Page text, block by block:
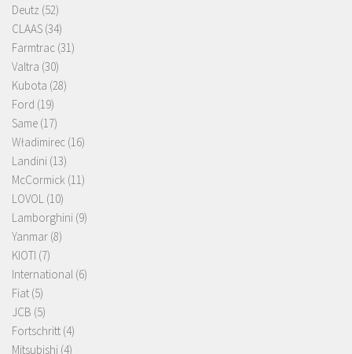
Deutz (52)
CLAAS (34)
Farmtrac (31)
Valtra (30)
Kubota (28)
Ford (19)
Same (17)
Władimirec (16)
Landini (13)
McCormick (11)
LOVOL (10)
Lamborghini (9)
Yanmar (8)
KIOTI (7)
International (6)
Fiat (5)
JCB (5)
Fortschritt (4)
Mitsubishi (4)